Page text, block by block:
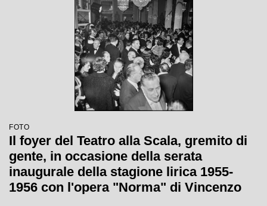
FOTO
Il foyer del Teatro alla Scala, gremito di
gente, in occasione della serata
inaugurale della stagione lirica 1955-
1956 con l'opera "Norma" di Vincenzo